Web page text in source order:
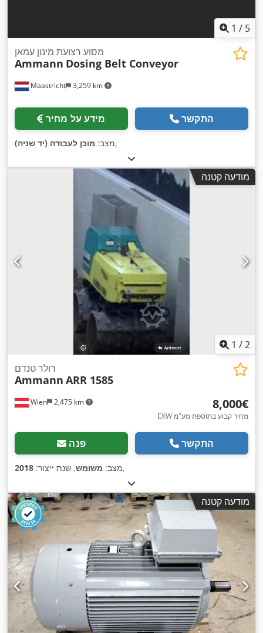
1 / 5
Maastricht 3,259 km
מסוע רצועת מינון עמאן
Ammann Dosing Belt Conveyor
מידע על מחיר התקשר
מצב: מוכן לעבודה (יד שניה) ,
מודעה קטנה
1 /2
Wien 2,475 km
רולר טנדם
Ammann ARR 1585
‏8,000 ‏€
EXW מחיר קבוע בתוספת מע"מ
פנה התקשר
מצב: משומש, שנת ייצור: 2018 ,
מודעה קטנה